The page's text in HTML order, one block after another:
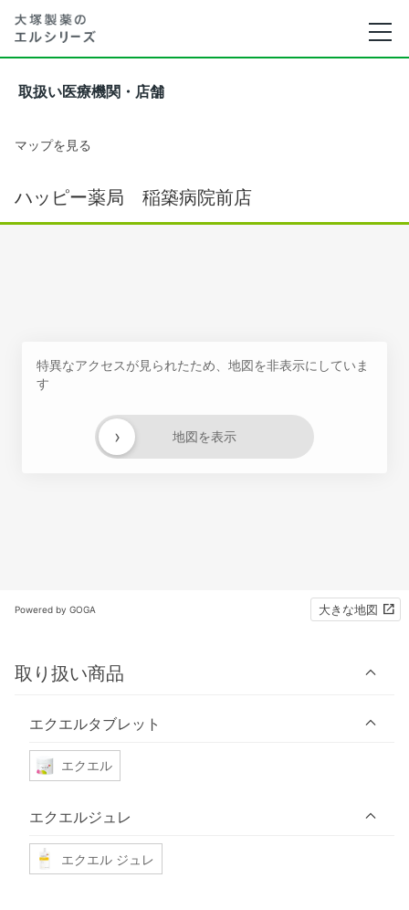
取扱い医療機関・店舗
マップを見る
ハッピー薬局 稲築病院前店
特異なアクセスが見られたため、地図を非表示にしていま
す
地図を表示
›
Powered by GOGA 大きな地図
取り扱い商品
エクエルタブレット
エクエル
エクエルジュレ
エクエル ジュレ